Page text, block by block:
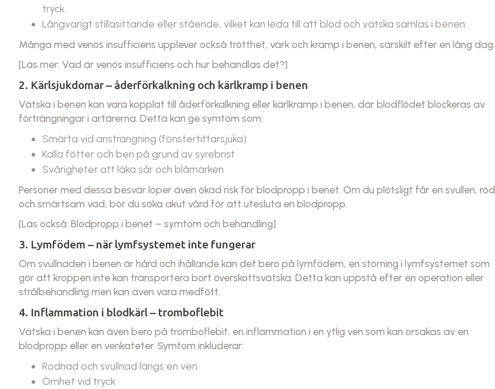
tryck.
Långvarigt stillasittande eller stående, vilket kan leda till att blod och vätska samlas i benen.
Många med venös insufficiens upplever också trötthet, värk och kramp i benen, särskilt efter en lång dag.
[Läs mer: Vad är venös insufficiens och hur behandlas det?]
2. Kärlsjukdomar – åderförkalkning och kärlkramp i benen
Vätska i benen kan vara kopplat till åderförkalkning eller kärlkramp i benen, där blodflödet blockeras av
förträngningar i artärerna. Detta kan ge symtom som:
Smärta vid ansträngning (fönstertittarsjuka)
Kalla fötter och ben på grund av syrebrist
Svårigheter att läka sår och blåmärken
Personer med dessa besvär löper även ökad risk för blodpropp i benet. Om du plötsligt får en svullen, röd
och smärtsam vad, bör du söka akut vård för att utesluta en blodpropp.
[Läs också: Blodpropp i benet – symtom och behandling]
3. Lymfödem – när lymfsystemet inte fungerar
Om svullnaden i benen är hård och ihållande kan det bero på lymfödem, en störning i lymfsystemet som
gör att kroppen inte kan transportera bort överskottsvätska. Detta kan uppstå efter en operation eller
strålbehandling men kan även vara medfött.
4. Inflammation i blodkärl – tromboflebit
Vätska i benen kan även bero på tromboflebit, en inflammation i en ytlig ven som kan orsakas av en
blodpropp eller en venkateter. Symtom inkluderar:
Rodnad och svullnad längs en ven
Ömhet vid tryck